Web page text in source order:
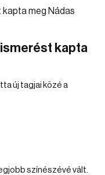
kapta
új tagjai közé a
színészévé vált.